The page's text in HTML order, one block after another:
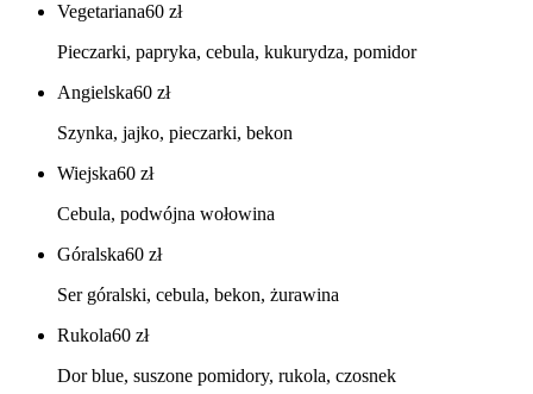
Vegetariana60 zł
Pieczarki, papryka, cebula, kukurydza, pomidor
Angielska60 zł
Szynka, jajko, pieczarki, bekon
Wiejska60 zł
Cebula, podwójna wołowina
Góralska60 zł
Ser góralski, cebula, bekon, żurawina
Rukola60 zł
Dor blue, suszone pomidory, rukola, czosnek